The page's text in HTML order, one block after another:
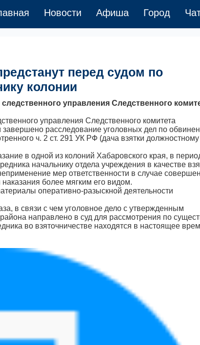
Новости Афиша Город
перед судом по
колонии
управления Следственного
управления Следственного комитета
расследование уголовных дел по
ч. 2 ст. 291 УК РФ (дача взятки должностному
в одной из колоний Хабаровского края, в
начальнику отдела учреждения в качестве
мер ответственности в случае
более мягким его видом.
оперативно-разыскной деятельности
в связи с чем уголовное дело с утвержденным
направлено в суд для рассмотрения по
во взяточничестве находятся в настоящее